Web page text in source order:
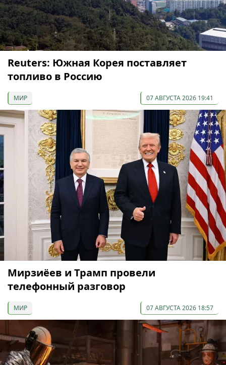
Reuters: Южная Корея поставляет
топливо в Россию
МИР 07 АВГУСТА 2026 19:41
Мирзиёев и Трамп провели
телефонный разговор
МИР 07 АВГУСТА 2026 18:57